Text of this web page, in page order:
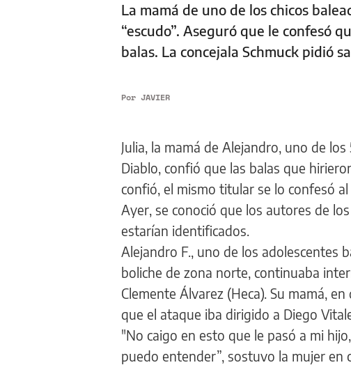
La mamá de uno de los chicos
“escudo”. Aseguró que le confesó
balas. La concejala Schmuck pidió
Por JAVIER
Julia, la mamá de Alejandro, uno de
Diablo, confió que las balas que
confió, el mismo titular se lo confesó
Ayer, se conoció que los autores de
estarían identificados.
Alejandro F., uno de los adolescentes
boliche de zona norte, continuaba
Clemente Álvarez (Heca). Su mamá,
que el ataque iba dirigido a Diego
"No caigo en esto que le pasó a mi
puedo entender”, sostuvo la mujer en